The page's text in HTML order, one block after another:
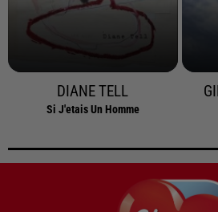
DIANE TELL
Si J'etais Un Homme